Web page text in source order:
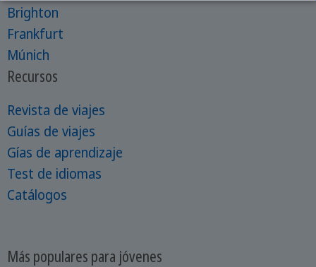
Brighton
Frankfurt
Múnich
Recursos
Revista de viajes
Guías de viajes
Gías de aprendizaje
Test de idiomas
Catálogos
Más populares para jóvenes